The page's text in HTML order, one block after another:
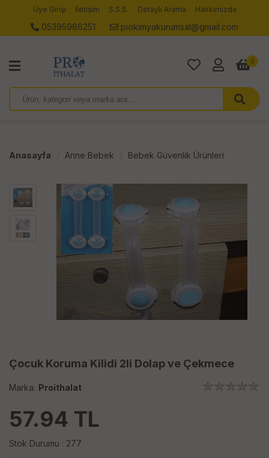
Üye Girişi İletişim S.S.S. Detaylı Arama Hakkımızda
05395986251 piokimyakurumsal@gmail.com
0
Anasayfa Anne Bebek Bebek Güvenlik Ürünleri
Çocuk Koruma Kilidi 2li Dolap ve Çekmece
Marka: Proithalat
57.94 TL
Stok Durumu : 277